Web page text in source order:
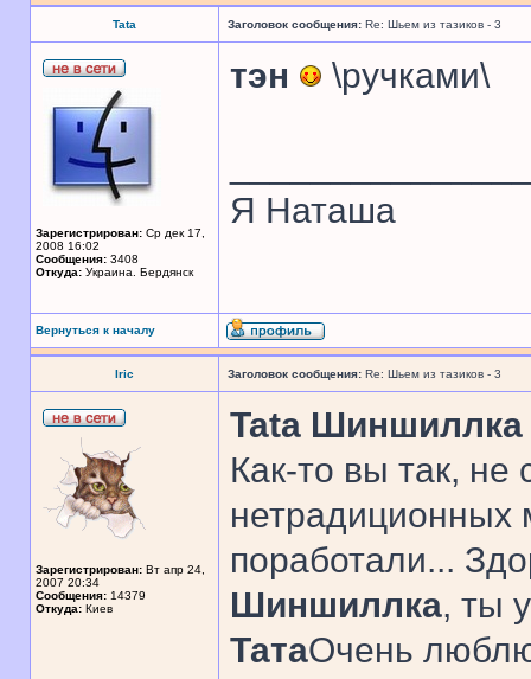
Tata Заголовок сообщения: Re: Шьем из тазиков - 3
Зарегистрирован: Ср дек 17,
2008 16:02
Сообщения: 3408
Откуда: Украина. Бердянск
тэн \ручками\
Я Наташа
Вернуться к началу
Iric Заголовок сообщения: Re: Шьем из тазиков - 3
Зарегистрирован: Вт апр 24,
2007 20:34
Сообщения: 14379
Откуда: Киев
Tata Шиншиллка
Как-то вы так, не
нетрадиционных
поработали...
Шиншиллка, ты
ТатаОчень